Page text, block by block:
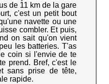
de 11 km de la gare
c'est un petit bout
navette ou une
combler. Et puis,
on sait qu'on vient
les batteries. T'as
coin si l'envie de te
prend. Bref, c'est le
sans prise de tête,
rapide.